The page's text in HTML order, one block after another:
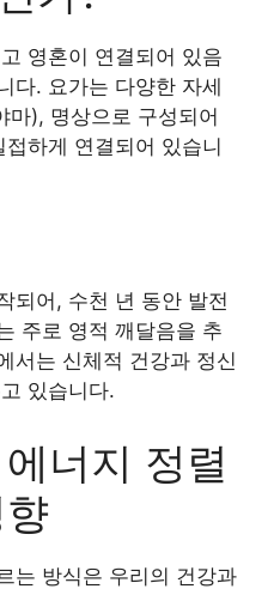
영혼이 연결되어 있음
다. 요가는 다양한 자세
마), 명상으로 구성되어
하게 연결되어 있습니
되어, 수천 년 동안 발전
주로 영적 깨달음을 추
서는 신체적 건강과 정신
있습니다.
너지 정렬
는 방식은 우리의 건강과